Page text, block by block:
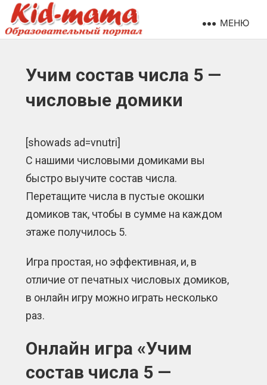
МЕНЮ
Учим состав числа 5 —
числовые домики
[showads ad=vnutri]
С нашими числовыми домиками вы
быстро выучите состав числа.
Перетащите числа в пустые окошки
домиков так, чтобы в сумме на каждом
этаже получилось 5.
Игра простая, но эффективная, и, в
отличие от печатных числовых домиков,
в онлайн игру можно играть несколько
раз.
Онлайн игра «Учим
состав числа 5 —